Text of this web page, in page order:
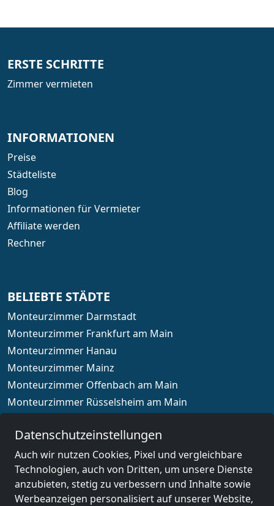
ERSTE SCHRITTE
Zimmer vermieten
INFORMATIONEN
Preise
Städteliste
Blog
Informationen für Vermieter
Affiliate werden
Rechner
BELIEBTE STÄDTE
Monteurzimmer Darmstadt
Monteurzimmer Frankfurt am Main
Monteurzimmer Hanau
Monteurzimmer Mainz
Monteurzimmer Offenbach am Main
Monteurzimmer Rüsselsheim am Main
Länderauswahl
Datenschutzeinstellungen
Auch wir nutzen Cookies, Pixel und vergleichbare
Technologien, auch von Dritten, um unsere Dienste
anzubieten, stetig zu verbessern und Inhalte sowie
Werbeanzeigen personalisiert auf unserer Website,